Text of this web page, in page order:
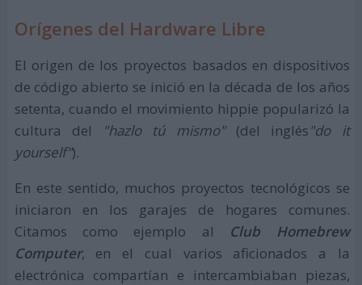
Orígenes del Hardware Libre
El origen de los proyectos basados en dispositivos
de código abierto se inició en la década de los años
setenta, cuando el movimiento hippie popularizó la
cultura del
"hazlo tú mismo"(del inglés"do it
yourself").
En este sentido, muchos proyectos tecnológicos se
iniciaron en los garajes de hogares comunes.
Citamos como ejemplo al Club Homebrew
Computer, en el cual varios aficionados a la
electrónica compartían e intercambiaban piezas,